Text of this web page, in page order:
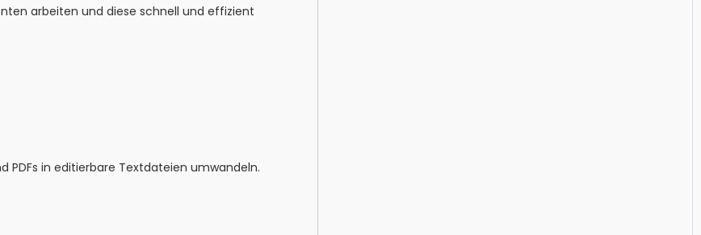
arbeiten und diese schnell und effizient
PDFs in editierbare Textdateien umwandeln.